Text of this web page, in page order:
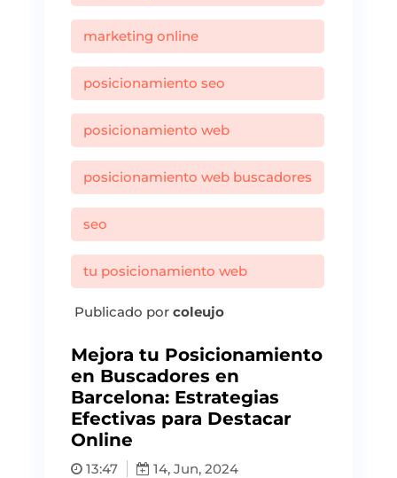
marketing online
posicionamiento seo
posicionamiento web
posicionamiento web buscadores
seo
tu posicionamiento web
Publicado por coleujo
Mejora tu Posicionamiento
en Buscadores en
Barcelona: Estrategias
Efectivas para Destacar
Online
13:47 14, Jun, 2024